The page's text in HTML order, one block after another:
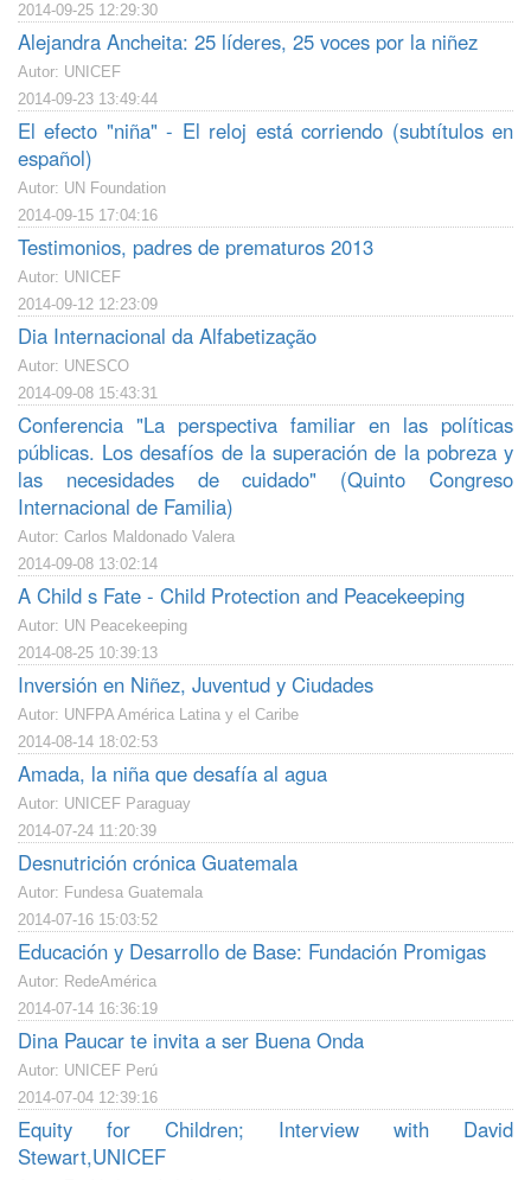
2014-09-25 12:29:30
Alejandra Ancheita: 25 líderes, 25 voces por la niñez
Autor: UNICEF
2014-09-23 13:49:44
El efecto "niña" - El reloj está corriendo (subtítulos en
español)
Autor: UN Foundation
2014-09-15 17:04:16
Testimonios, padres de prematuros 2013
Autor: UNICEF
2014-09-12 12:23:09
Dia Internacional da Alfabetização
Autor: UNESCO
2014-09-08 15:43:31
Conferencia "La perspectiva familiar en las políticas
públicas. Los desafíos de la superación de la pobreza y
las necesidades de cuidado" (Quinto Congreso
Internacional de Familia)
Autor: Carlos Maldonado Valera
2014-09-08 13:02:14
A Child s Fate - Child Protection and Peacekeeping
Autor: UN Peacekeeping
2014-08-25 10:39:13
Inversión en Niñez, Juventud y Ciudades
Autor: UNFPA América Latina y el Caribe
2014-08-14 18:02:53
Amada, la niña que desafía al agua
Autor: UNICEF Paraguay
2014-07-24 11:20:39
Desnutrición crónica Guatemala
Autor: Fundesa Guatemala
2014-07-16 15:03:52
Educación y Desarrollo de Base: Fundación Promigas
Autor: RedeAmérica
2014-07-14 16:36:19
Dina Paucar te invita a ser Buena Onda
Autor: UNICEF Perú
2014-07-04 12:39:16
Equity for Children; Interview with David
Stewart,UNICEF